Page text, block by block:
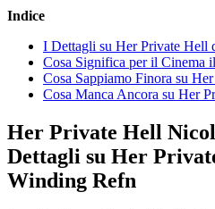
Indice
I Dettagli su Her Private Hell
Cosa Significa per il Cinema
Cosa Sappiamo Finora su
Cosa Manca Ancora su Her
Her Private Hell
Dettagli su Her
Winding Refn